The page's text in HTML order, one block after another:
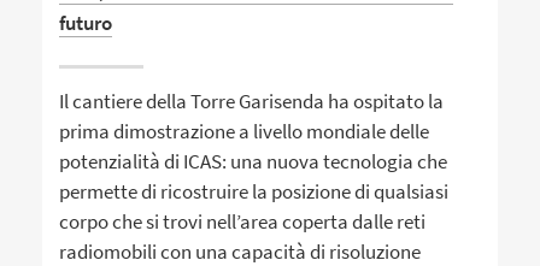
futuro
Il cantiere della Torre Garisenda ha ospitato la
prima dimostrazione a livello mondiale delle
potenzialità di ICAS: una nuova tecnologia che
permette di ricostruire la posizione di qualsiasi
corpo che si trovi nell’area coperta dalle reti
radiomobili con una capacità di risoluzione